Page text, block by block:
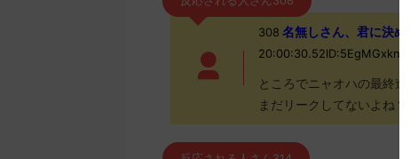
308 名無しさん、君に決め
ところでニャオハの最終進
まだリークしてないよね？